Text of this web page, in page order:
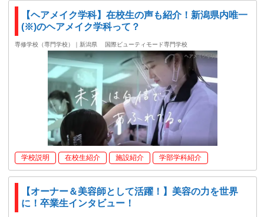
【ヘアメイク学科】在校生の声も紹介！新潟県内唯一
(※)のヘアメイク学科って？
専修学校（専門学校）｜新潟県 国際ビューティモード専門学校
学校説明 在校生紹介 施設紹介 学部学科紹介
【オーナー＆美容師として活躍！】美容の力を世界
に！卒業生インタビュー！